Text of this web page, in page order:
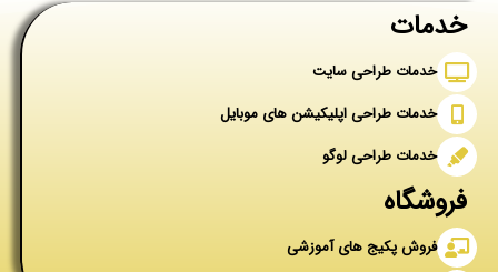
خدمات
خدمات طراحی سایت
خدمات طراحی اپلیکیشن های موبایل
خدمات طراحی لوگو
فروشگاه
فروش پکیج های آموزشی